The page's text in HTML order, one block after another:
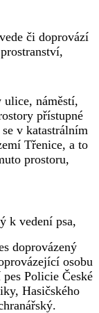
či doprovází
ulice, náměstí,
přístupné
v katastrálním
Třenice, a to
prostoru,
k vedení psa,
doprovázený
osobu
Policie České
Hasičského